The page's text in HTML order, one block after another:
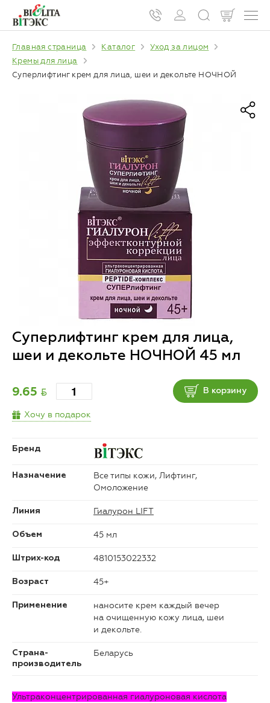
Главная страница Каталог
Уход за лицом
Кремы для лица
Суперлифтинг крем для лица, шеи и декольте НОЧНОЙ
Суперлифтинг крем для лица,
шеи и декольте НОЧНОЙ 45 мл
9.65 BYN В корзину
Хочу в подарок
Бренд
Назначение
Все типы кожи, Лифтинг,
Омоложение
Линия Гиалурон LIFT
Объем 45 мл
Штрих-код 4810153022332
Возраст 45+
Применение
наносите крем каждый вечер
на очищенную кожу лица, шеи
и декольте.
Страна-
производитель
Беларусь
Ультраконцентрированная гиалуроновая кислота